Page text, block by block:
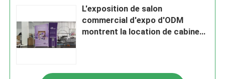
L'exposition de salon
commercial d'expo d'ODM
montrent la location de cabine